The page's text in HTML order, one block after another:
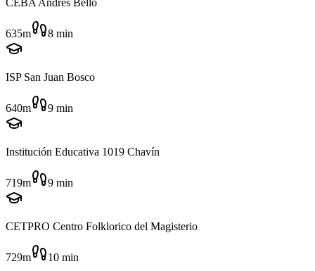
CEBA Andres Bello
635m 8 min
ISP San Juan Bosco
640m 9 min
Institución Educativa 1019 Chavín
719m 9 min
CETPRO Centro Folklorico del Magisterio
729m 10 min